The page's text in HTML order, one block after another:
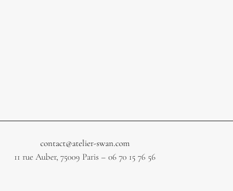
contact@atelier-swan.com
11 rue Auber, 75009 Paris – 06 70 15 76 56